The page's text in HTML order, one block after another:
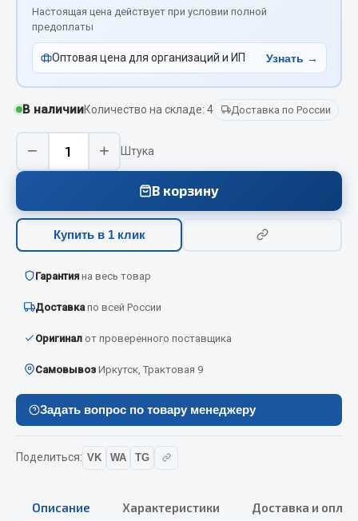
Вымпела
Показать ещё
Весь раздел
Охладжающие жидкости
Технические жидкости
Весь раздел
Болты
Кольца стопорные
Пресс-масленки
Пробки
Хомуты
Настоящая цена действует при условии полной
предоплаты
Оптовая цена для организаций и ИП Узнать →
В наличииКоличество на складе: 4 Доставка по России
− + Штука
В корзину
Купить в 1 клик
Гарантия на весь товар
Доставка по всей России
Оригинал от проверенного поставщика
Самовывоз Иркутск, Трактовая 9
Задать вопрос по товару менеджеру
Поделиться: VK WA TG
Описание Характеристики Доставка и